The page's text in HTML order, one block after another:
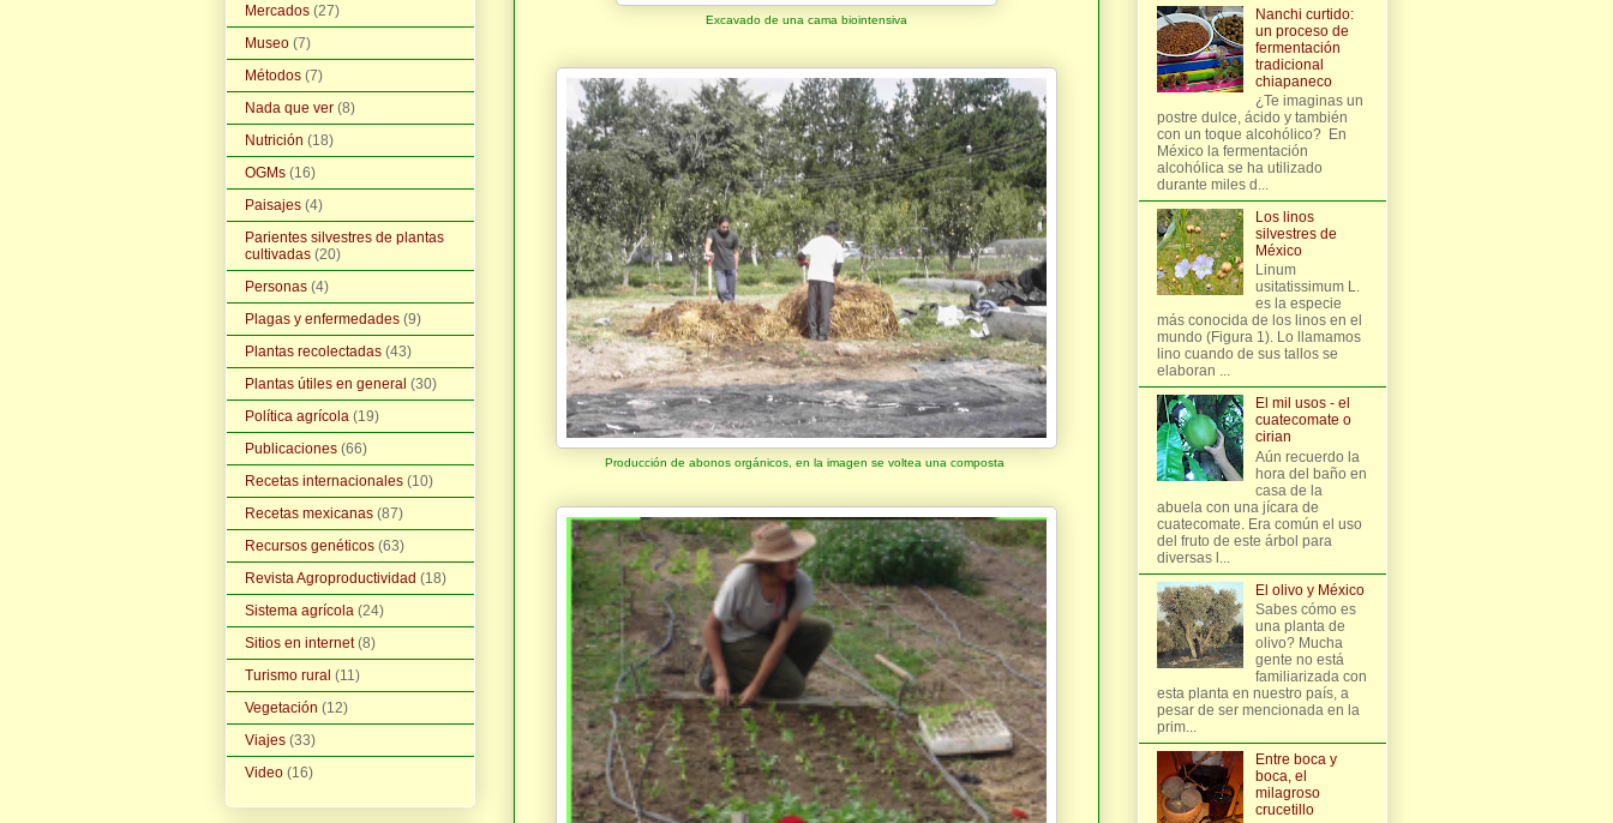
Excavado de una cama biointensiva
Producción de abonos orgánicos, en la imagen se voltea una composta
Mercados (27)
Museo (7)
Métodos (7)
Nada que ver (8)
Nutrición (18)
OGMs (16)
Paisajes (4)
Parientes silvestres de plantas
cultivadas (20)
Personas (4)
Plagas y enfermedades (9)
Plantas recolectadas (43)
Plantas útiles en general (30)
Política agrícola (19)
Publicaciones (66)
Recetas internacionales (10)
Recetas mexicanas (87)
Recursos genéticos (63)
Revista Agroproductividad (18)
Sistema agrícola (24)
Sitios en internet (8)
Turismo rural (11)
Vegetación (12)
Viajes (33)
Video (16)
Nanchi curtido:
un proceso de
fermentación
tradicional
chiapaneco
¿Te imaginas un
postre dulce, ácido y también
con un toque alcohólico? En
México la fermentación
alcohólica se ha utilizado
durante miles d...
Los linos
silvestres de
México
Linum
usitatissimum L.
es la especie
más conocida de los linos en el
mundo (Figura 1). Lo llamamos
lino cuando de sus tallos se
elaboran ...
El mil usos - el
cuatecomate o
cirian
Aún recuerdo la
hora del baño en
casa de la
abuela con una jícara de
cuatecomate. Era común el uso
del fruto de este árbol para
diversas l...
El olivo y México
Sabes cómo es
una planta de
olivo? Mucha
gente no está
familiarizada con
esta planta en nuestro país, a
pesar de ser mencionada en la
prim...
Entre boca y
boca, el
milagroso
crucetillo